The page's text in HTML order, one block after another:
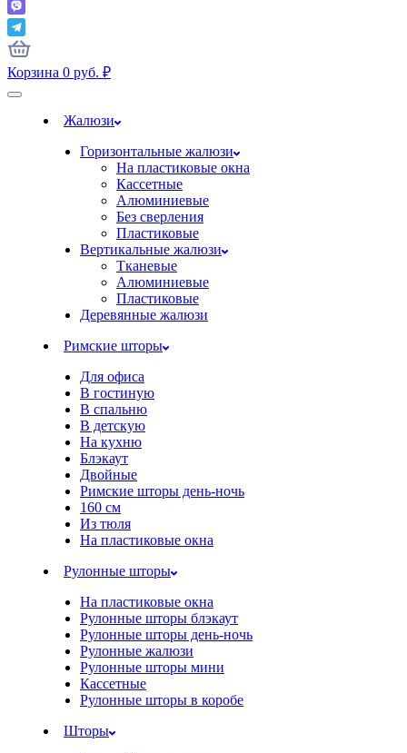
Корзина 0 руб. ₽
Жалюзи
Горизонтальные жалюзи
На пластиковые окна
Кассетные
Алюминиевые
Без сверления
Пластиковые
Вертикальные жалюзи
Тканевые
Алюминиевые
Пластиковые
Деревянные жалюзи
Римские шторы
Для офиса
В гостиную
В спальню
В детскую
На кухню
Блэкаут
Двойные
Римские шторы день-ночь
160 см
Из тюля
На пластиковые окна
Рулонные шторы
На пластиковые окна
Рулонные шторы блэкаут
Рулонные шторы день-ночь
Рулонные жалюзи
Рулонные шторы мини
Кассетные
Рулонные шторы в коробе
Шторы